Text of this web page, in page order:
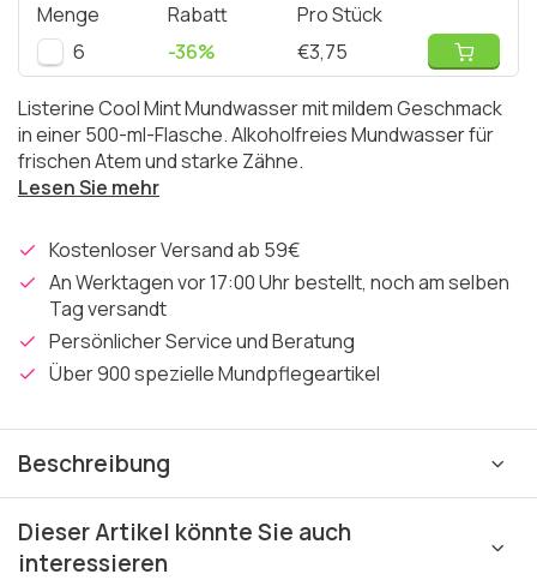
Menge
Rabatt
Pro Stück
6
-36% €3,75
Listerine Cool Mint Mundwasser mit mildem Geschmack
in einer 500-ml-Flasche. Alkoholfreies Mundwasser für
frischen Atem und starke Zähne.
Lesen Sie mehr
Kostenloser Versand ab 59€
An Werktagen vor 17:00 Uhr bestellt, noch am selben
Tag versandt
Persönlicher Service und Beratung
Über 900 spezielle Mundpflegeartikel
Beschreibung
Dieser Artikel könnte Sie auch
interessieren